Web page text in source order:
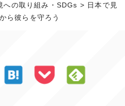
への取り組み・SDGs > 日本で見
ら彼らを守ろう